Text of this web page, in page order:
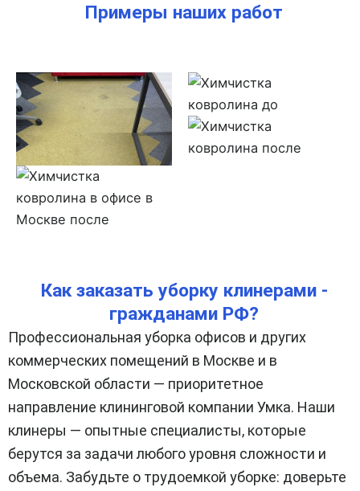
Примеры наших работ
Как заказать уборку клинерами -
гражданами РФ?
Профессиональная уборка офисов и других
коммерческих помещений в Москве и в
Московской области — приоритетное
направление клининговой компании Умка. Наши
клинеры — опытные специалисты, которые
берутся за задачи любого уровня сложности и
объема. Забудьте о трудоемкой уборке: доверьте